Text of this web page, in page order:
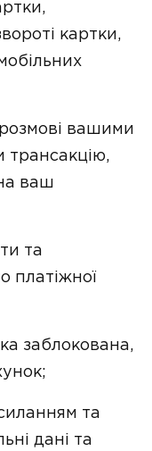
картки,
вашими
трансакцію,
ваш
та
платіжної
заблокована,
та
дані та